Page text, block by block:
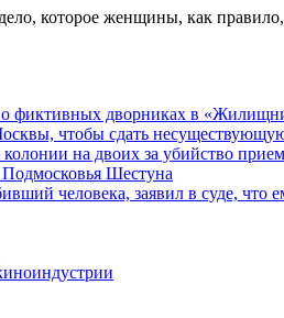
которое женщины, как
о фиктивных дворниках в
чтобы сдать
на двоих за убийство
Подмосковья Шестуна
человека, заявил в суде, что